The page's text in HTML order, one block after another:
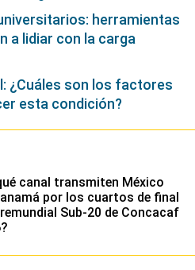
herramientas
a lidiar con la carga
¿Cuáles son los factores
esta condición?
canal transmiten México
por los cuartos de final
Sub-20 de Concacaf